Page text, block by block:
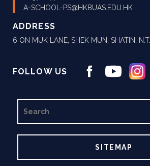
A-SCHOOL-PS@HKBUAS.EDU.HK
ADDRESS
6 ON MUK LANE, SHEK MUN, SHATIN, N.T.
FOLLOW US
SITEMAP